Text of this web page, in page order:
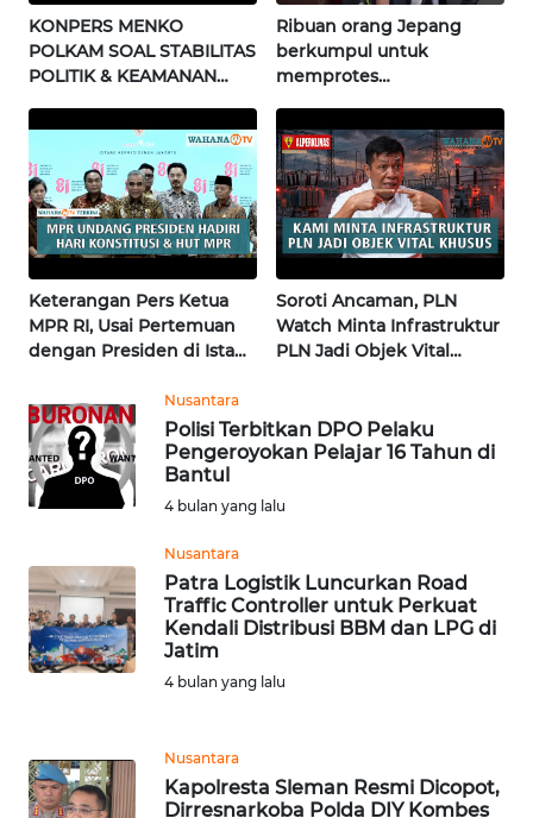
KONPERS MENKO
POLKAM SOAL STABILITAS
POLITIK & KEAMANAN
Terkini
Ribuan orang Jepang
berkumpul untuk
memprotes
pertama di Fujisawa
Keterangan Pers Ketua
MPR RI, Usai Pertemuan
dengan Presiden di Istana
Soroti Ancaman, PLN
Watch Minta Infrastruktur
PLN Jadi Objek Vital
Nusantara
Polisi Terbitkan DPO Pelaku
Pengeroyokan Pelajar 16 Tahun di
Bantul
4 bulan yang lalu
Nusantara
Patra Logistik Luncurkan Road
Traffic Controller untuk Perkuat
Kendali Distribusi BBM dan LPG di
Jatim
4 bulan yang lalu
Nusantara
Kapolresta Sleman Resmi Dicopot,
Dirresnarkoba Polda DIY Kombes
WN
SUMBAR
SUMSEL
WN
BENGKULU
WN
LAMPUNG
JATENG
WN
NUSANTARA
WN
JOGJA
WN
JATIM
BALI